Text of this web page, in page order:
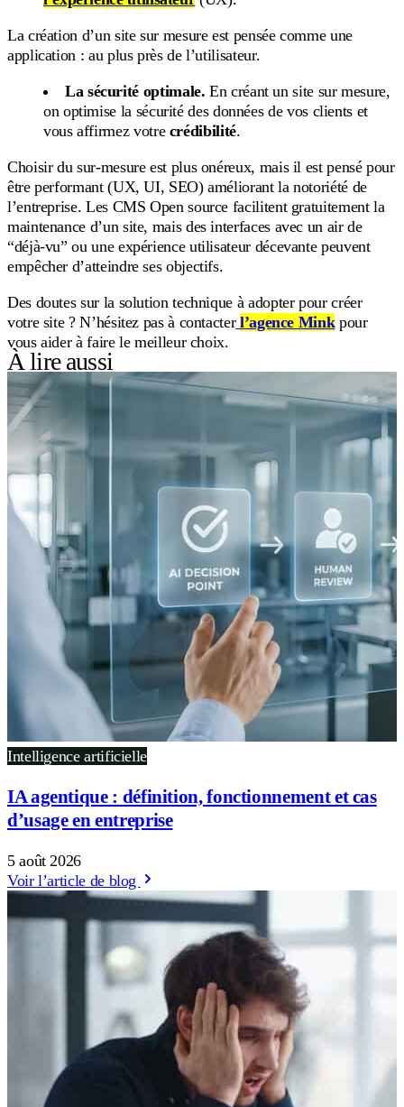
La création d’un site sur mesure est pensée comme une
application : au plus près de l’utilisateur.
La sécurité optimale.En créant un site sur mesure,
on optimise la sécurité des données de vos clients et
vous affirmez votre crédibilité.
Choisir du sur-mesure est plus onéreux, mais il est pensé pour
être performant (UX, UI, SEO) améliorant la notoriété de
l’entreprise. Les CMS Open source facilitent gratuitement la
maintenance d’un site, mais des interfaces avec un air de
“déjà-vu” ou une expérience utilisateur décevante peuvent
empêcher d’atteindre ses objectifs.
Des doutes sur la solution technique à adopter pour créer
votre site ? N’hésitez pas à contacter l’agence Minkpour
vous aider à faire le meilleur choix.
À lire aussi
Intelligence artificielle
IA agentique : définition, fonctionnement et cas
d’usage en entreprise
5 août 2026
Voir l’article de blog